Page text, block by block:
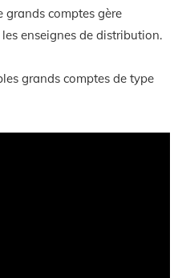
grands comptes gère
enseignes de distribution.
grands comptes de type